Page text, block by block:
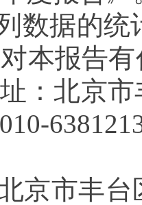
数据的统
本报告
：北京
京市丰